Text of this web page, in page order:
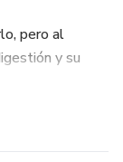
pero al
y su
tiempo?